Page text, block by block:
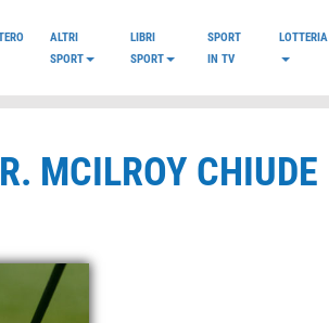
ALTRI
SPORT
LIBRI
SPORT
SPORT
IN TV
LOTTERIA
MCILROY CHIUDE